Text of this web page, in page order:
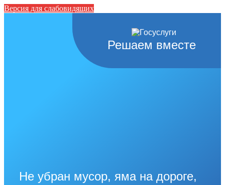
Версия для слабовидящих
Решаем вместе
Не убран мусор, яма на дороге,